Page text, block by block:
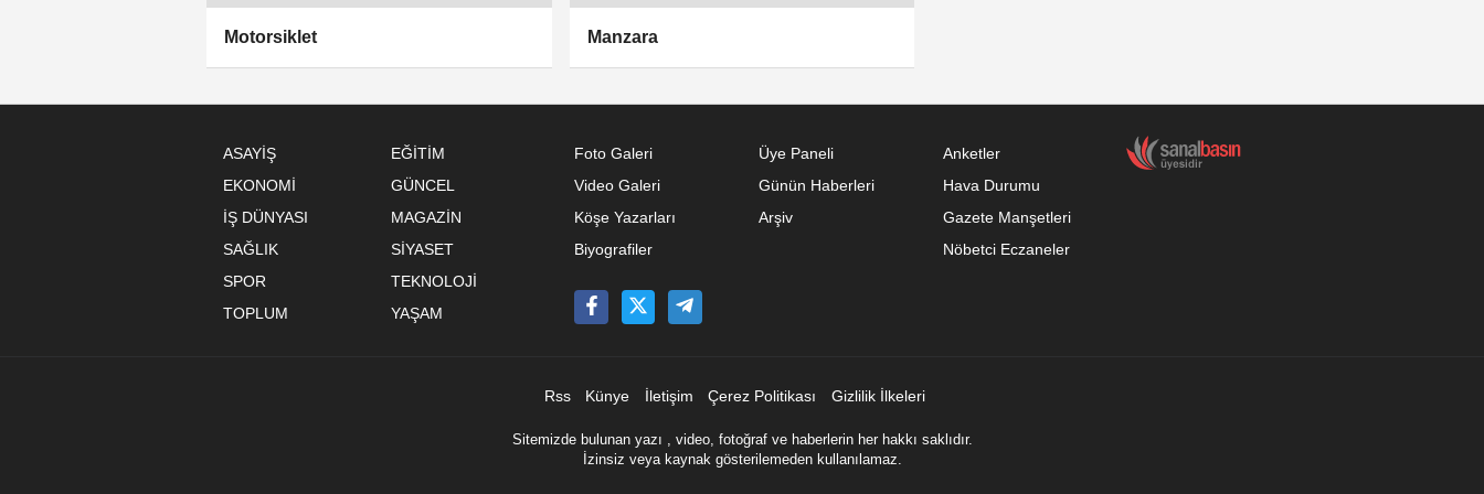
Motorsiklet Manzara
ASAYİŞ
EĞİTİM
EKONOMİ
GÜNCEL
İŞ DÜNYASI
MAGAZİN
SAĞLIK
SİYASET
SPOR
TEKNOLOJİ
TOPLUM
YAŞAM
Foto Galeri
Video Galeri
Köşe Yazarları
Biyografiler
Üye Paneli
Günün Haberleri
Arşiv
Anketler
Hava Durumu
Gazete Manşetleri
Nöbetci Eczaneler
Rss Künye İletişim Çerez Politikası Gizlilik İlkeleri
Sitemizde bulunan yazı , video, fotoğraf ve haberlerin her hakkı saklıdır.
İzinsiz veya kaynak gösterilemeden kullanılamaz.